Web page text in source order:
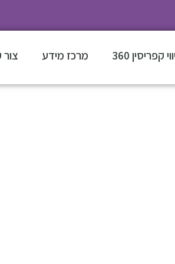
קפריסין 360 מרכז מידע